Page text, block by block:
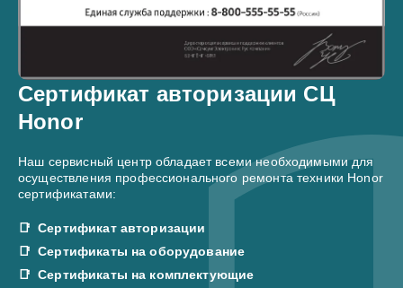
Сертификат авторизации СЦ
Honor
Наш сервисный центр обладает всеми необходимыми для
осуществления профессионального ремонта техники Honor
сертификатами:
Сертификат авторизации
Сертификаты на оборудование
Сертификаты на комплектующие